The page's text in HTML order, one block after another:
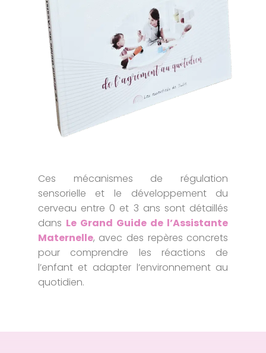
Ces mécanismes de régulation
sensorielle et le développement du
cerveau entre 0 et 3 ans sont détaillés
dans Le Grand Guide de l’Assistante
Maternelle, avec des repères concrets
pour comprendre les réactions de
l’enfant et adapter l’environnement au
quotidien.